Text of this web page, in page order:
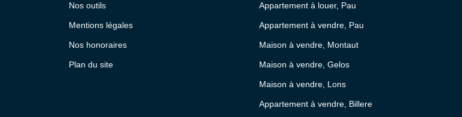
Nos outils
Mentions légales
Nos honoraires
Plan du site
Appartement à louer, Pau
Appartement à vendre, Pau
Maison à vendre, Montaut
Maison à vendre, Gelos
Maison à vendre, Lons
Appartement à vendre, Billere